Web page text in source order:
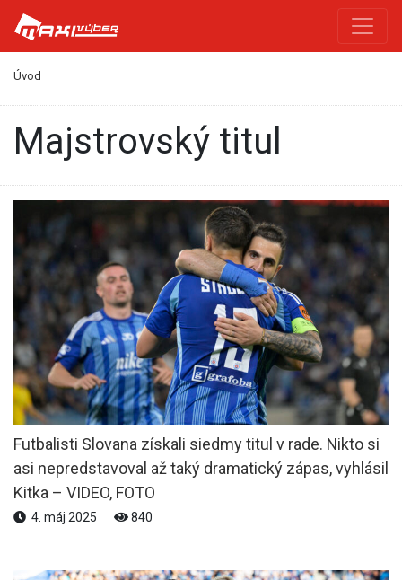
Úvod
majstrovský titul
Futbalisti Slovana získali siedmy titul v rade. Nikto si
asi nepredstavoval až taký dramatický zápas, vyhlásil
Kitka – VIDEO, FOTO
4. máj 2025 840